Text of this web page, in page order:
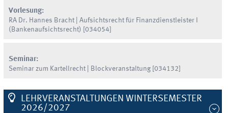
Vorlesung:
RA Dr. Hannes Bracht | Aufsichtsrecht für Finanzdienstleister I
(Bankenaufsichtsrecht) [034054]
Seminar:
Seminar zum Kartellrecht | Blockveranstaltung [034132]
LEHRVERANSTALTUNGEN WINTERSEMESTER
2026/2027